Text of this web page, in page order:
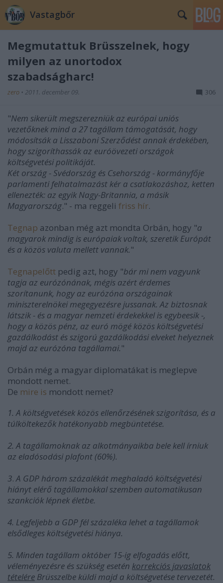
Vastagbőr
Megmutattuk Brüsszelnek, hogy
milyen az unortodox
szabadságharc!
zero • 2011. december 09. 306
"Nem sikerült megszerezniük az európai uniós
vezetőknek mind a 27 tagállam támogatását, hogy
módosítsák a Lisszaboni Szerződést annak érdekében,
hogy szigoríthassák az euróövezeti országok
költségvetési politikáját.
Két ország - Svédország és Csehország - kormányfője
parlamenti felhatalmazást kér a csatlakozáshoz, ketten
ellenezték: az egyik Nagy-Britannia, a másik
Magyarország." - ma reggeli friss hír.
Tegnap azonban még azt mondta Orbán, hogy "a
magyarok mindig is európaiak voltak, szeretik Európát
és a közös valuta mellett vannak."
Tegnapelőtt pedig azt, hogy "bár mi nem vagyunk
tagja az eurózónának, mégis azért érdemes
szorítanunk, hogy az eurózóna országainak
miniszterelnökei megegyezésre jussanak. Az biztosnak
látszik - és a magyar nemzeti érdekekkel is egybeesik -,
hogy a közös pénz, az euró mögé közös költségvetési
gazdálkodást és szigorú gazdálkodási elveket helyeznek
majd az eurózóna tagállamai."
Orbán még a magyar diplomatákat is meglepve
mondott nemet.
De mire is mondott nemet?
1. A költségvetések közös ellenőrzésének szigorítása, és a
túlköltekezők hatékonyabb megbüntetése.
2. A tagállamoknak az alkotmányaikba bele kell írniuk
az eladósodási plafont (60%).
3.A GDP három százalékát meghaladó költségvetési
hiányt elérő tagállamokkal szemben automatikusan
szankciók lépnek életbe.
4. Legfeljebb a GDP fél százaléka lehet a tagállamok
elsődleges költségvetési hiánya.
5. Minden tagállam október 15-ig elfogadás előtt,
véleményezésre és szükség esetén korrekciós javaslatok
tételére Brüsszelbe küldi majd a költségvetése tervezetét.